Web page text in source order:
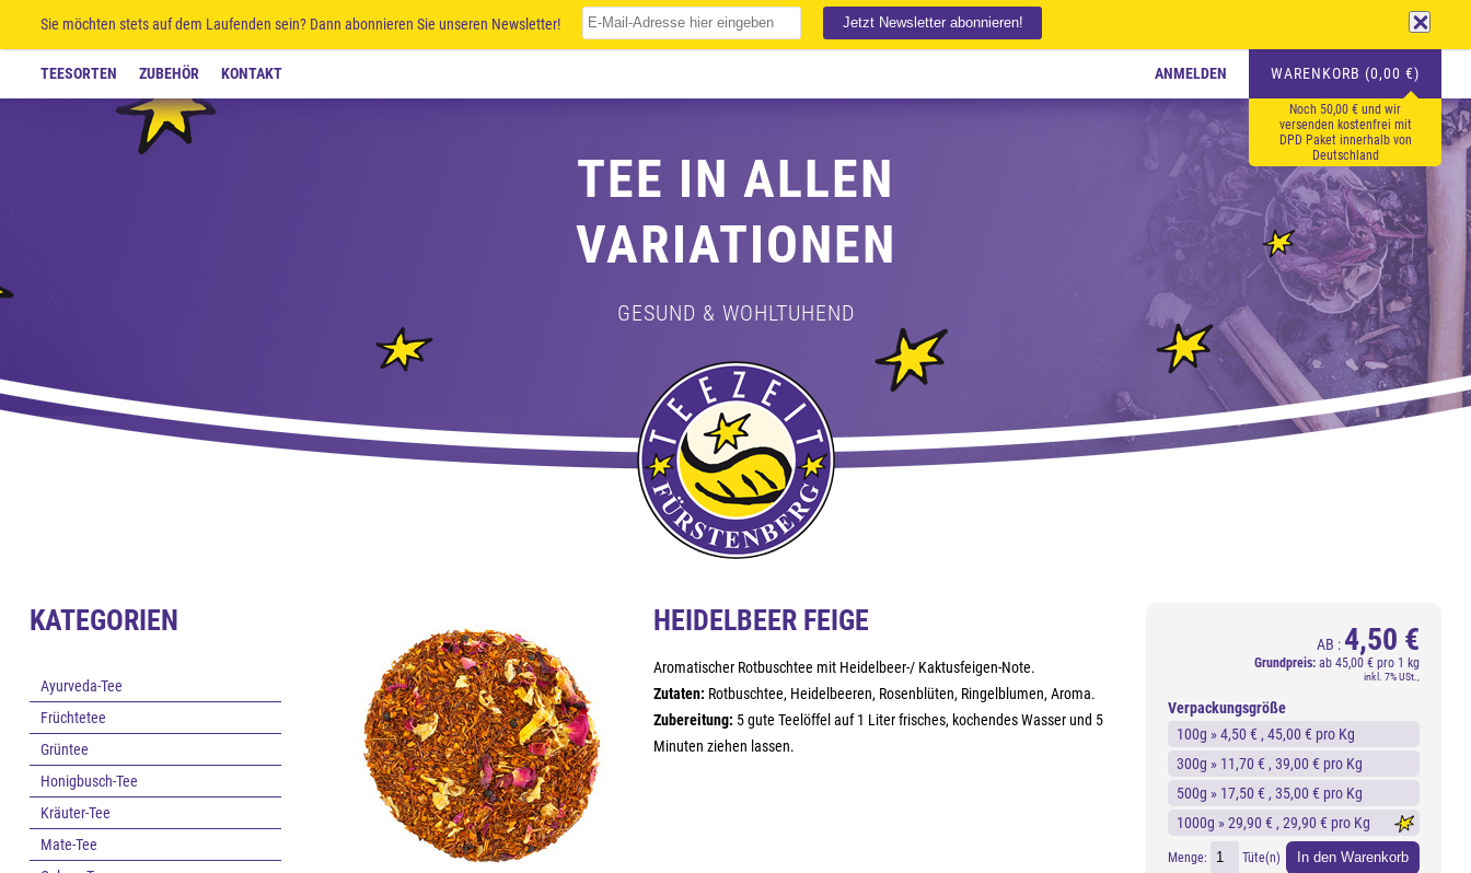
Sie möchten stets auf dem Laufenden sein? Dann abonnieren Sie unseren Newsletter!
TEESORTEN ZUBEHÖR KONTAKT ANMELDEN WARENKORB (0,00 €)
Noch 50,00 € und wir
versenden kostenfrei mit
DPD Paket innerhalb von
Deutschland
TEE IN ALLEN
VARIATIONEN
GESUND & WOHLTUHEND
KATEGORIEN
Ayurveda-Tee
Früchtetee
Grüntee
Honigbusch-Tee
Kräuter-Tee
Mate-Tee
HEIDELBEER FEIGE
Aromatischer Rotbuschtee mit Heidelbeer-/ Kaktusfeigen-Note.
Zutaten: Rotbuschtee, Heidelbeeren, Rosenblüten, Ringelblumen, Aroma.
Zubereitung: 5 gute Teelöffel auf 1 Liter frisches, kochendes Wasser und 5
Minuten ziehen lassen.
AB : 4,50 €
Grundpreis: ab 45,00 € pro 1 kg
inkl. 7% USt.,
Verpackungsgröße
100g »4,50 € , 45,00 € pro Kg
300g » 11,70 € , 39,00 € pro Kg
500g » 17,50 € , 35,00 € pro Kg
1000g »29,90 € , 29,90 € pro Kg
Menge: Tüte(n) In den Warenkorb